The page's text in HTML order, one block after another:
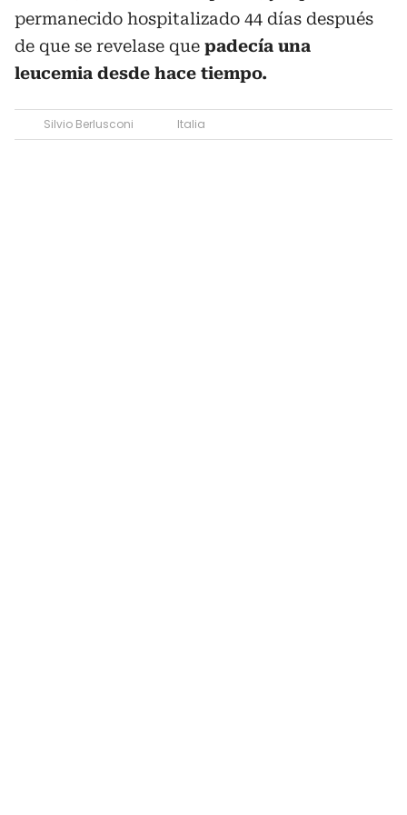
permanecido hospitalizado 44 días después
de que se revelase que padecía una
leucemia desde hace tiempo.
Silvio Berlusconi Italia